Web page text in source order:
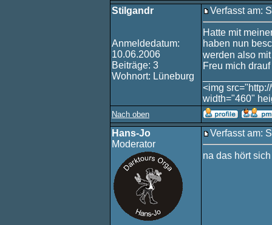
Stilgandr
Anmeldedatum:
10.06.2006
Beiträge: 3
Wohnort: Lüneburg
Verfasst am:
Hatte mit
haben nun
werden also
Freu mich drauf
<img
width="460"
Nach oben
Hans-Jo
Moderator
Verfasst am:
na das hört